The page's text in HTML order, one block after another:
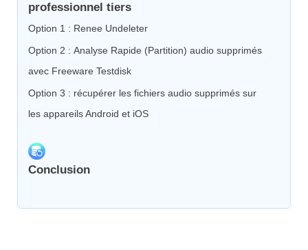
professionnel tiers
Option 1 : Renee Undeleter
Option 2 : Analyse Rapide (Partition) audio supprimés
avec Freeware Testdisk
Option 3 : récupérer les fichiers audio supprimés sur
les appareils Android et iOS
Conclusion